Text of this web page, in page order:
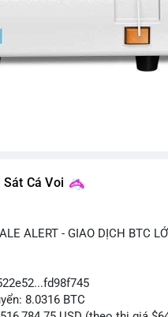
Cá Voi
ALERT - GIAO DỊCH BTC
8.0316 BTC